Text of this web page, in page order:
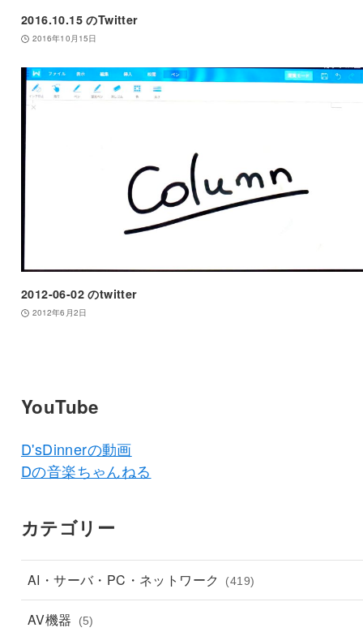
2016.10.15 のTwitter
2016年10月15日
2012-06-02 のtwitter
2012年6月2日
YouTube
D'sDinnerの動画
Dの音楽ちゃんねる
カテゴリー
AI・サーバ・PC・ネットワーク (419)
AV機器 (5)